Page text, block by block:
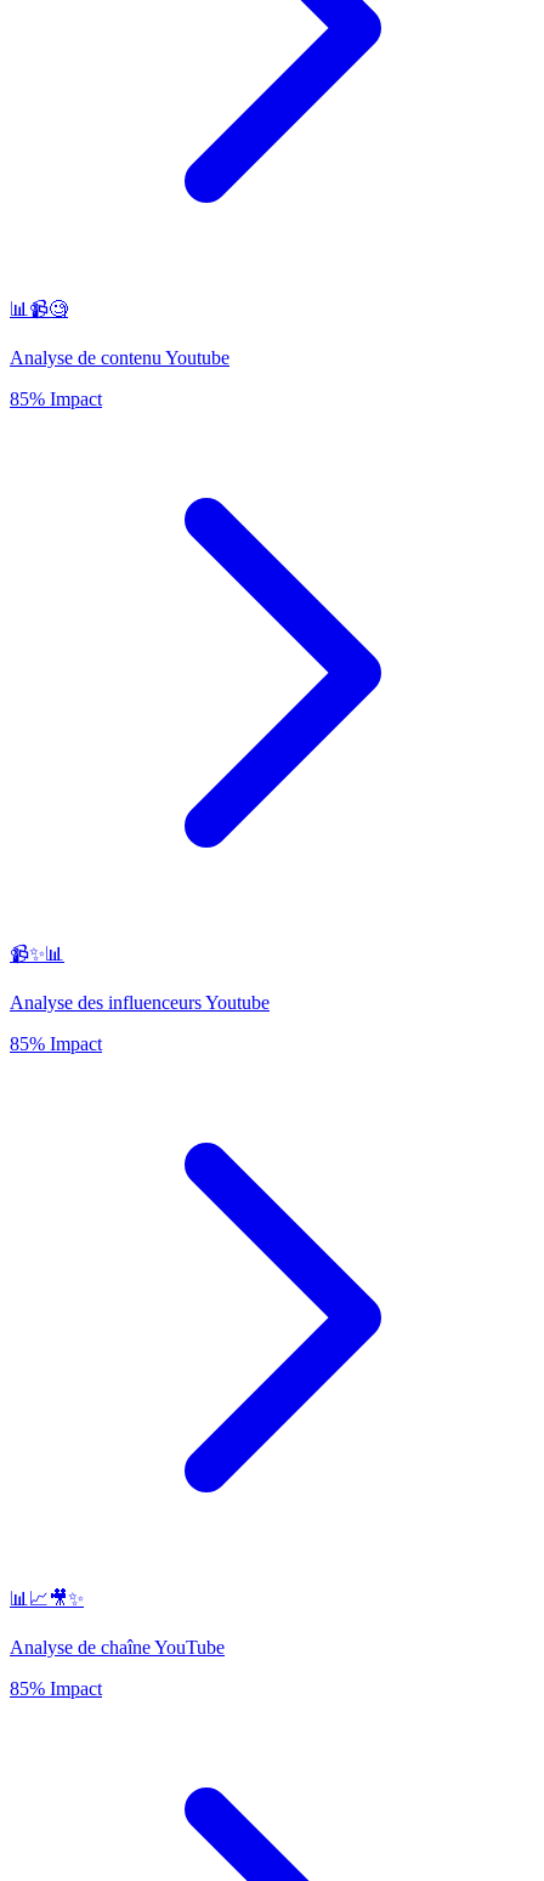
📊📹🧐
Analyse de contenu Youtube
85% Impact
📹✨📊
Analyse des influenceurs Youtube
85% Impact
📊📈🎥✨
Analyse de chaîne YouTube
85% Impact